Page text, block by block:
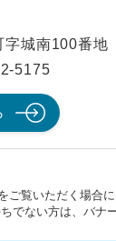
字城南100番地
5175
ご覧いただく場合
でない方は、バナ